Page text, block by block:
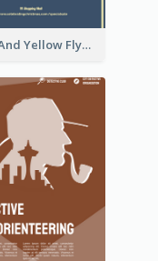
Blue And Yellow Flyer About Christmas Celebration